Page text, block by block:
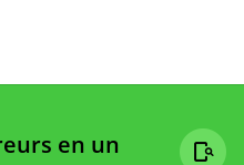
en un